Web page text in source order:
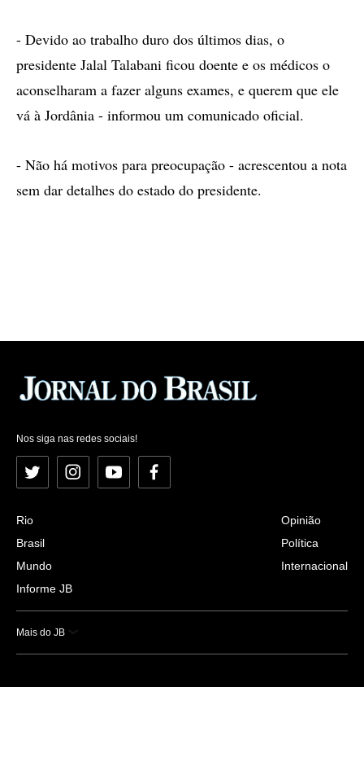
- Devido ao trabalho duro dos últimos dias, o
presidente Jalal Talabani ficou doente e os médicos o
aconselharam a fazer alguns exames, e querem que ele
vá à Jordânia - informou um comunicado oficial.
- Não há motivos para preocupação - acrescentou a nota
sem dar detalhes do estado do presidente.
Nos siga nas redes sociais!
Twitter InstagramYouTubeFacebook
Rio
Brasil
Mundo
Informe JB
Opinião
Política
Internacional
Mais do JB
Esportes